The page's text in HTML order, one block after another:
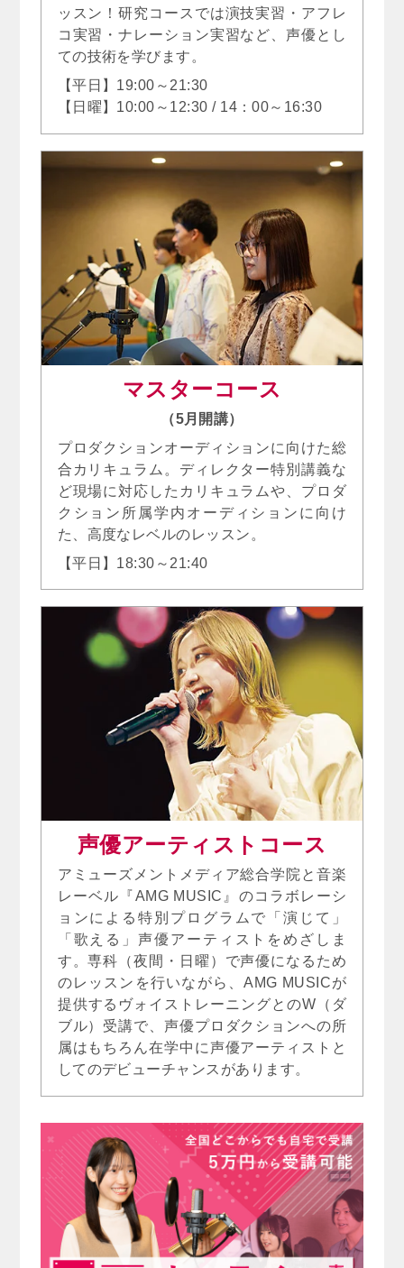
ッスン！研究コースでは演技実習・アフレ
コ実習・ナレーション実習など、声優とし
ての技術を学びます。
【平日】19:00～21:30
【日曜】10:00～12:30 / 14：00～16:30
マスターコース
（5月開講）
プロダクションオーディションに向けた総
合カリキュラム。ディレクター特別講義な
ど現場に対応したカリキュラムや、プロダ
クション所属学内オーディションに向け
た、高度なレベルのレッスン。
【平日】18:30～21:40
声優アーティストコース
アミューズメントメディア総合学院と音楽
レーベル『AMG MUSIC』のコラボレーシ
ョンによる特別プログラムで「演じて」
「歌える」声優アーティストをめざしま
す。専科（夜間・日曜）で声優になるため
のレッスンを行いながら、AMG MUSICが
提供するヴォイストレーニングとのW（ダ
ブル）受講で、声優プロダクションへの所
属はもちろん在学中に声優アーティストと
してのデビューチャンスがあります。